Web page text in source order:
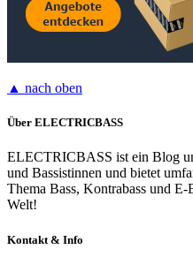
▲ nach oben
Über ELECTRICBASS
ELECTRICBASS ist ein Blog
und Bassistinnen und bietet
Thema Bass, Kontrabass und E-
Welt!
Kontakt & Info